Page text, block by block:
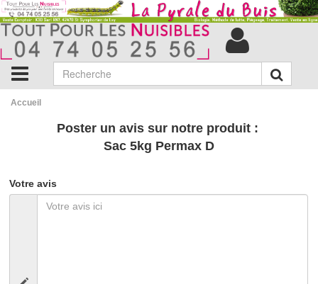
Accueil
Poster un avis sur notre produit :
Sac 5kg Permax D
Votre avis